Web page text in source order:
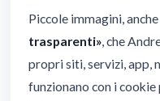
Piccole immagini,
trasparenti», che
propri siti, servizi, app,
funzionano con i